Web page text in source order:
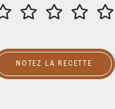
ÉVALUER
NOTEZ LA RECETTE